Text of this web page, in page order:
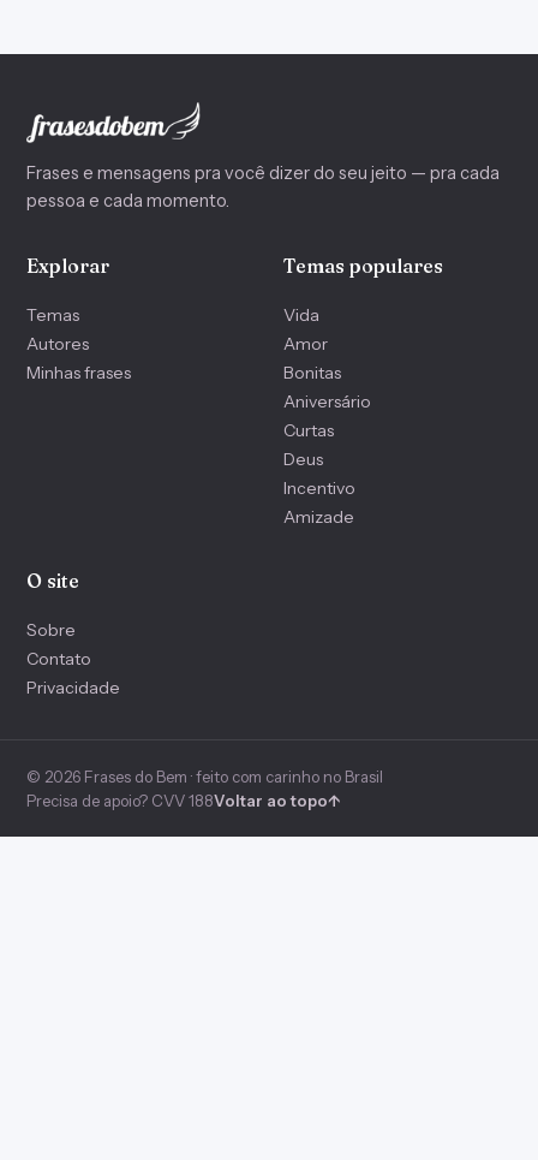
Frases e mensagens pra você dizer do seu jeito — pra cada
pessoa e cada momento.
Explorar
Temas
Autores
Minhas frases
Temas populares
Vida
Amor
Bonitas
Aniversário
Curtas
Deus
Incentivo
Amizade
O site
Sobre
Contato
Privacidade
© 2026 Frases do Bem · feito com carinho no Brasil
Precisa de apoio? CVV 188Voltar ao topo↑